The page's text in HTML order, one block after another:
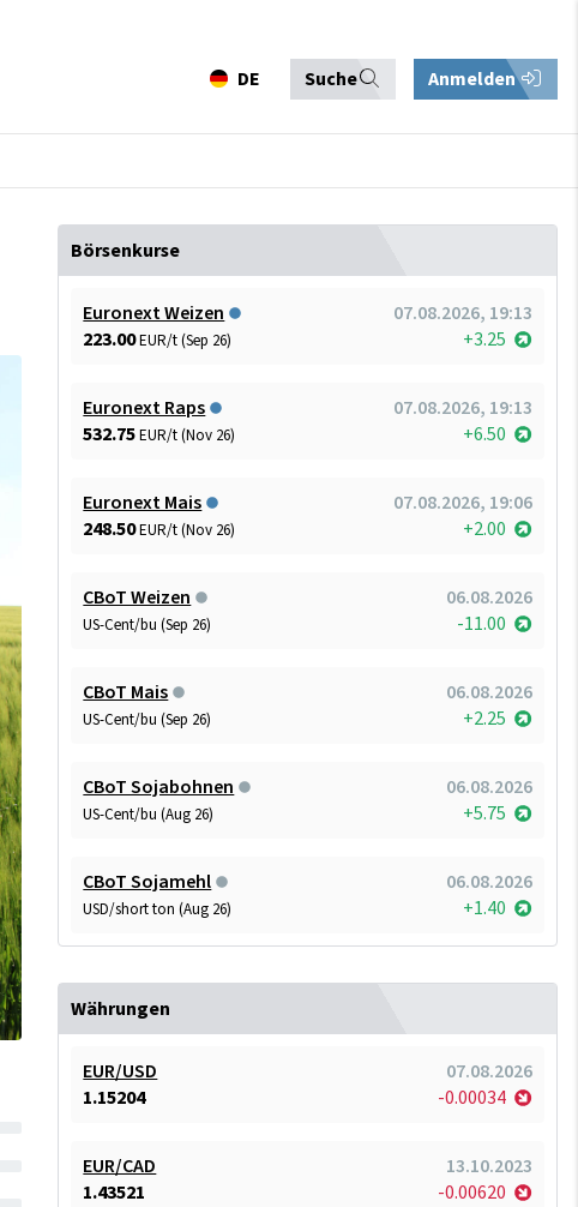
DE Suche Anmelden
Börsenkurse
Euronext Weizen
07.08.2026, 19:13
223.00EUR/t (Sep 26) +3.25
Euronext Raps
07.08.2026, 19:13
532.75EUR/t (Nov 26) +6.50
Euronext Mais
07.08.2026, 19:06
248.50EUR/t (Nov 26) +2.00
CBoT Weizen 06.08.2026
US-Cent/bu (Sep 26) -11.00
CBoT Mais 06.08.2026
US-Cent/bu (Sep 26) +2.25
CBoT Sojabohnen 06.08.2026
US-Cent/bu (Aug 26) +5.75
CBoT Sojamehl 06.08.2026
USD/short ton (Aug 26) +1.40
Währungen
EUR/USD
07.08.2026
1.15204
-0.00034
EUR/CAD
13.10.2023
1.43521
-0.00620